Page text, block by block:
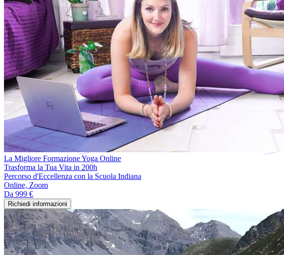
La Migliore Formazione Yoga Online
Trasforma la Tua Vita in 200h
Percorso d'Eccellenza con la Scuola Indiana
Online, Zoom
Da 999 €
Richiedi informazioni